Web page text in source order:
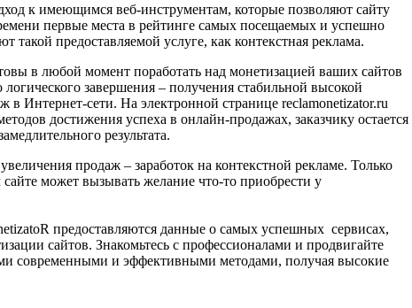
к имеющимся веб-инструментам, которые позволяют сайту
первые места в рейтинге самых посещаемых и успешно
предоставляемой услуге, как контекстная реклама.
в любой момент поработать над монетизацией ваших сайтов
завершения – получения стабильной высокой
в Интернет-сети. На электронной странице reclamonetizator.ru
достижения успеха в онлайн-продажах, заказчику остается
результата.
продаж – заработок на контекстной рекламе. Только
может вызывать желание что-то приобрести у
предоставляются данные о самых успешных сервисах,
сайтов. Знакомьтесь с профессионалами и продвигайте
современными и эффективными методами, получая высокие